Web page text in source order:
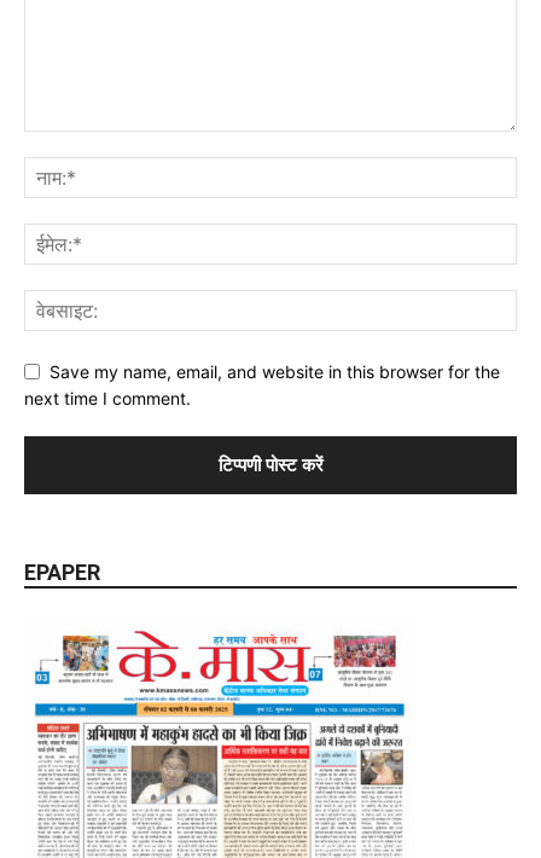
Save my name, email, and website in this browser for the
next time I comment.
EPAPER